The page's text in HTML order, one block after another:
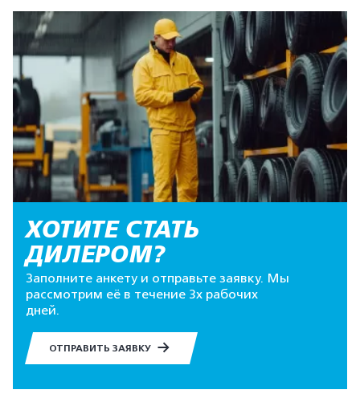
ХОТИТЕ СТАТЬ
ДИЛЕРОМ?
Заполните анкету и отправьте заявку. Мы
рассмотрим её в течение 3х рабочих
дней.
ОТПРАВИТЬ ЗАЯВКУ